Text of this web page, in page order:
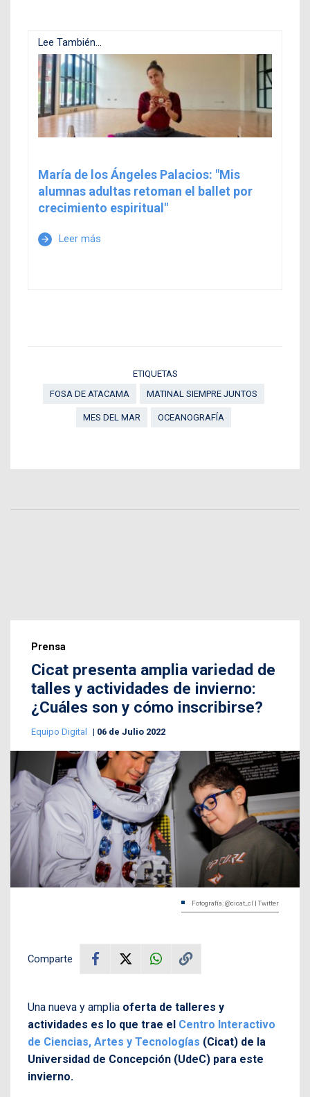
Lee También...
María de los Ángeles Palacios: "Mis
alumnas adultas retoman el ballet por
crecimiento espiritual"
arrow_forward Leer más
ETIQUETAS
FOSA DE ATACAMA
MATINAL SIEMPRE JUNTOS
MES DEL MAR OCEANOGRAFÍA
Prensa
Cicat presenta amplia variedad de
talles y actividades de invierno:
¿Cuáles son y cómo inscribirse?
Equipo Digital 06 de Julio 2022
Fotografía: @cicat_cl | Twitter
Comparte
Una nueva y amplia oferta de talleres y
actividades es lo que trae el Centro Interactivo
de Ciencias, Artes y Tecnologías (Cicat) de la
Universidad de Concepción (UdeC) para este
invierno.